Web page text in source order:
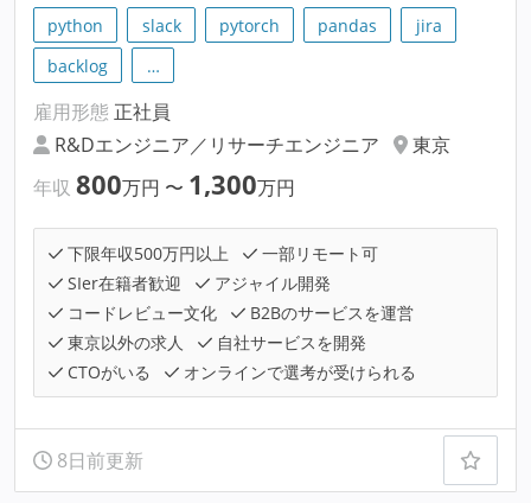
python slack pytorch pandas
jira
backlog
…
雇用形態 正社員
R&Dエンジニア／リサーチエンジニア
東京
年収 800万円 〜 1,300万円
下限年収500万円以上
一部リモート可
SIer在籍者歓迎
アジャイル開発
コードレビュー文化
B2Bのサービスを運営
東京以外の求人
自社サービスを開発
CTOがいる
オンラインで選考が受けられる
8日前更新